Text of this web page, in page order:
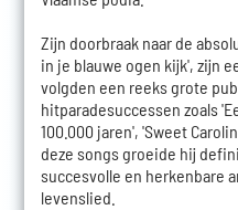
Zijn doorbraak naar de
in je blauwe ogen kijk', zijn
volgden een reeks grote
hitparadesuccessen zoals
100.000 jaren', 'Sweet
deze songs groeide hij
succesvolle en herkenbare
levenslied.